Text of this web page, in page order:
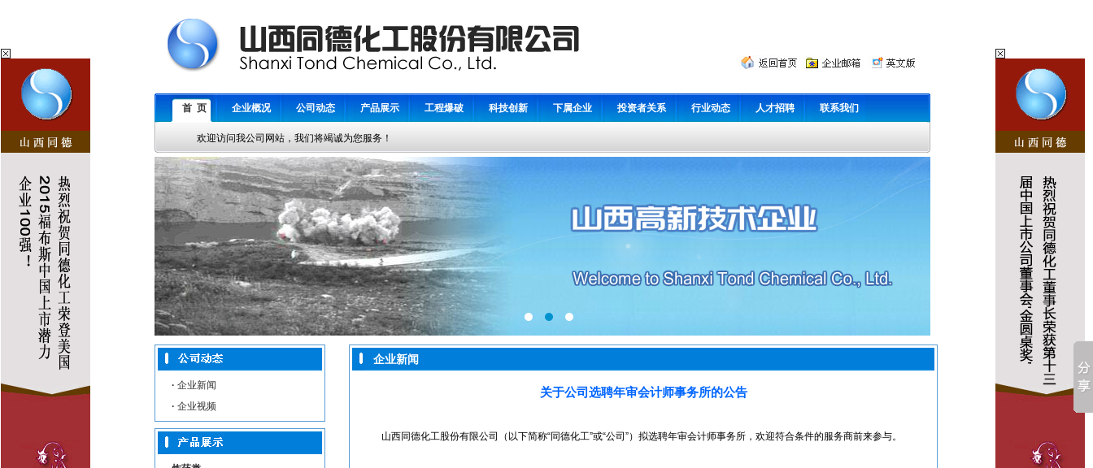
首 页 企业概况 公司动态 产品展示 工程爆破 科技创新 下属企业 投资者关系 行业动态 人才招聘 联系我们
欢迎访问我公司网站，我们将竭诚为您服务！
· 企业新闻
· 企业视频
企业新闻
关于公司选聘年审会计师事务所的公告
山西同德化工股份有限公司（以下简称“同德化工”或“公司”）拟选聘年审会计师事务所，欢迎符合条件的服务商前来参与。